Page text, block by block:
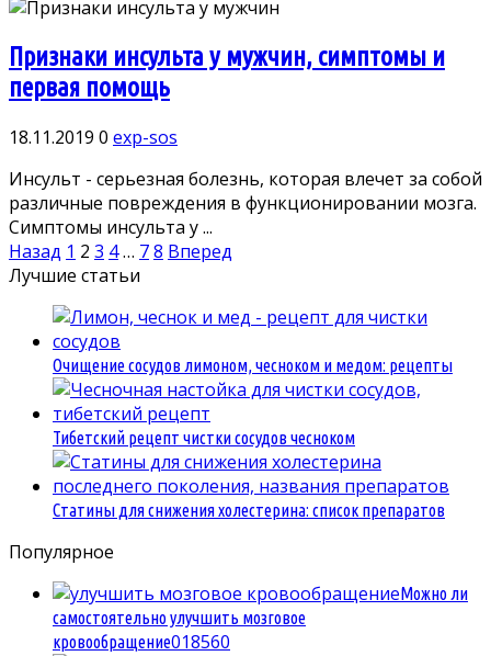
Признаки инсульта у мужчин, симптомы и
первая помощь
18.11.2019 0 exp-sos
Инсульт - серьезная болезнь, которая влечет за собой
различные повреждения в функционировании мозга.
Симптомы инсульта у ...
Пагинация
записей
Назад 1 2 3 4… 78 Вперед
Лучшие статьи
Очищение сосудов лимоном, чесноком и медом: рецепты
Тибетский рецепт чистки сосудов чесноком
Статины для снижения холестерина: список препаратов
Популярное
Можно ли
самостоятельно улучшить мозговое
кровообращение018560